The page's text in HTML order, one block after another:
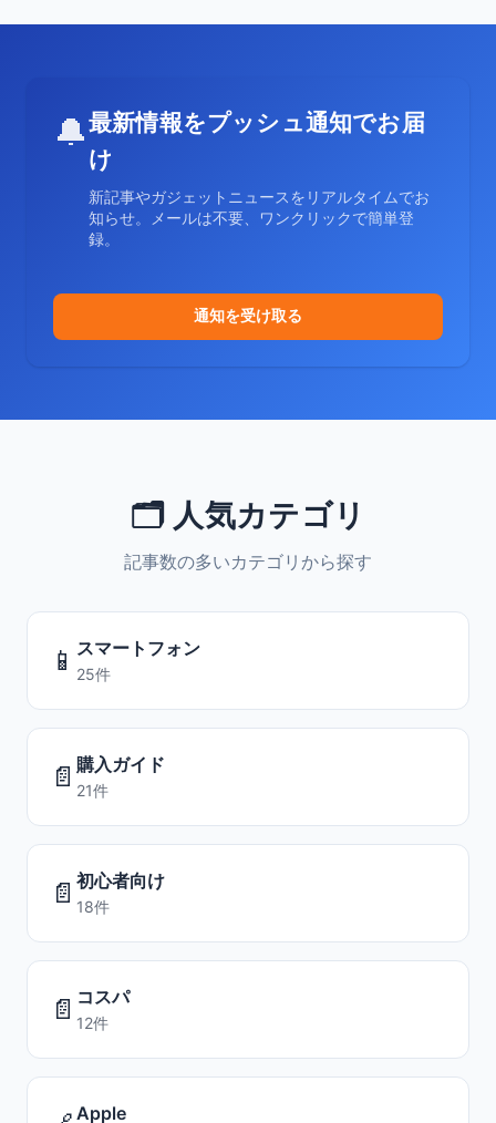
🔔最新情報をプッシュ通知でお届
け
新記事やガジェットニュースをリアルタイムでお
知らせ。メールは不要、ワンクリックで簡単登
録。
通知を受け取る
🗂️ 人気カテゴリ
記事数の多いカテゴリから探す
📱 スマートフォン
25件
📄 購入ガイド
21件
📄 初心者向け
18件
📄 コスパ
12件
Apple